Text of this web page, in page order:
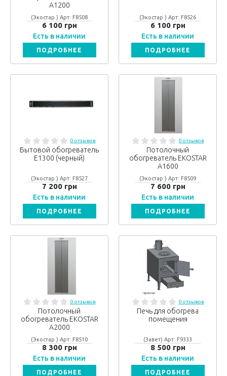
А1200
(Экостар ) Арт: F8508
6 100 грн
Есть в наличии
ПОДРОБНЕЕ
(Экостар ) Арт: F8526
6 100 грн
Есть в наличии
ПОДРОБНЕЕ
0 отзывов
Бытовой обогреватель
Е1300 (черный)
(Экостар ) Арт: F8527
7 200 грн
Есть в наличии
ПОДРОБНЕЕ
0 отзывов
Потолочный
обогреватель EKOSTAR
А1600
(Экостар ) Арт: F8509
7 600 грн
Есть в наличии
ПОДРОБНЕЕ
0 отзывов
Потолочный
обогреватель EKOSTAR
А2000
(Экостар ) Арт: F8510
8 300 грн
Есть в наличии
ПОДРОБНЕЕ
0 отзывов
Печь для обогрева
помещения
(Завет) Арт: F9333
8 500 грн
Есть в наличии
ПОДРОБНЕЕ